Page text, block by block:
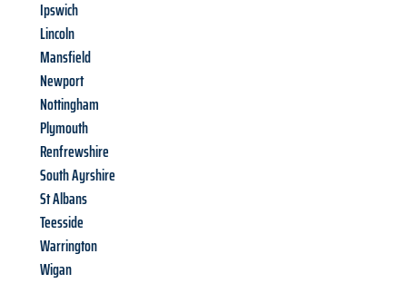
Ipswich
Lincoln
Mansfield
Newport
Nottingham
Plymouth
Renfrewshire
South Ayrshire
St Albans
Teesside
Warrington
Wigan